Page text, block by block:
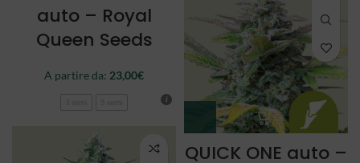
auto – Royal
Queen Seeds
A partire da: 23,00€
QUICK ONE auto –